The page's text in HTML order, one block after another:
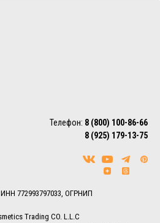
Телефон: 8 (800) 100-86-66
8 (925) 179-13-75
772993797033, ОГРНИП
Trading CO. L.L.C